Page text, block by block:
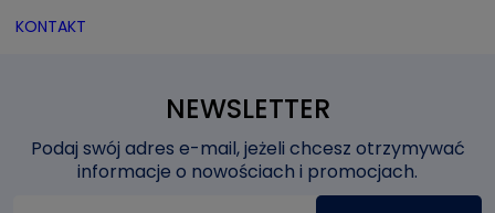
KONTAKT
NEWSLETTER
Podaj swój adres e-mail, jeżeli chcesz otrzymywać
informacje o nowościach i promocjach.